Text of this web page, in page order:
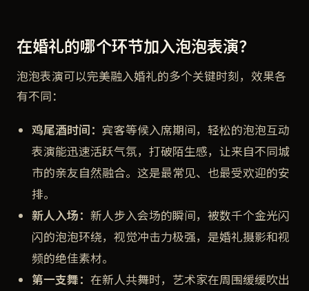
在婚礼的哪个环节加入泡泡表演？
泡泡表演可以完美融入婚礼的多个关键时刻，效果各
有不同：
鸡尾酒时间：宾客等候入席期间，轻松的泡泡互动
表演能迅速活跃气氛，打破陌生感，让来自不同城
市的亲友自然融合。这是最常见、也最受欢迎的安
排。
新人入场：新人步入会场的瞬间，被数千个金光闪
闪的泡泡环绕，视觉冲击力极强，是婚礼摄影和视
频的绝佳素材。
第一支舞：在新人共舞时，艺术家在周围缓缓吹出